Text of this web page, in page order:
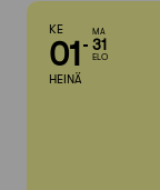
KE
01
HEINÄ
MA
31
ELO